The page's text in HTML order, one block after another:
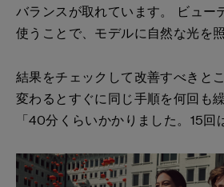
バランスが取れています。 ビュー
使うことで、モデルに自然な光を
結果をチェックして改善すべきと
変わるとすぐに同じ手順を何回も
「40分くらいかかりました。15回